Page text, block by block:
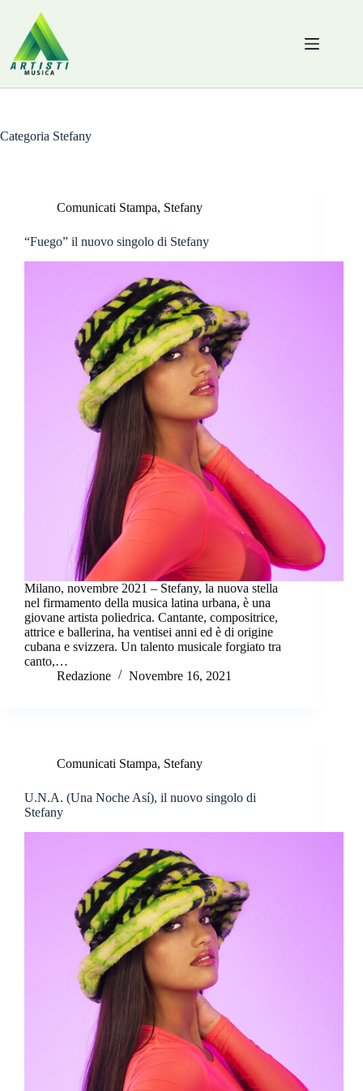
contenuto
Categoria Stefany
Comunicati Stampa, Stefany
“Fuego” il nuovo singolo di Stefany
Milano, novembre 2021 – Stefany, la nuova stella
nel firmamento della musica latina urbana, è una
giovane artista poliedrica. Cantante, compositrice,
attrice e ballerina, ha ventisei anni ed è di origine
cubana e svizzera. Un talento musicale forgiato tra
canto,…
Redazione
Novembre 16, 2021
Comunicati Stampa, Stefany
U.N.A. (Una Noche Así), il nuovo singolo di
Stefany